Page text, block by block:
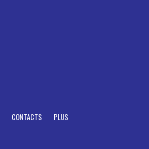
CONTACTS PLUS